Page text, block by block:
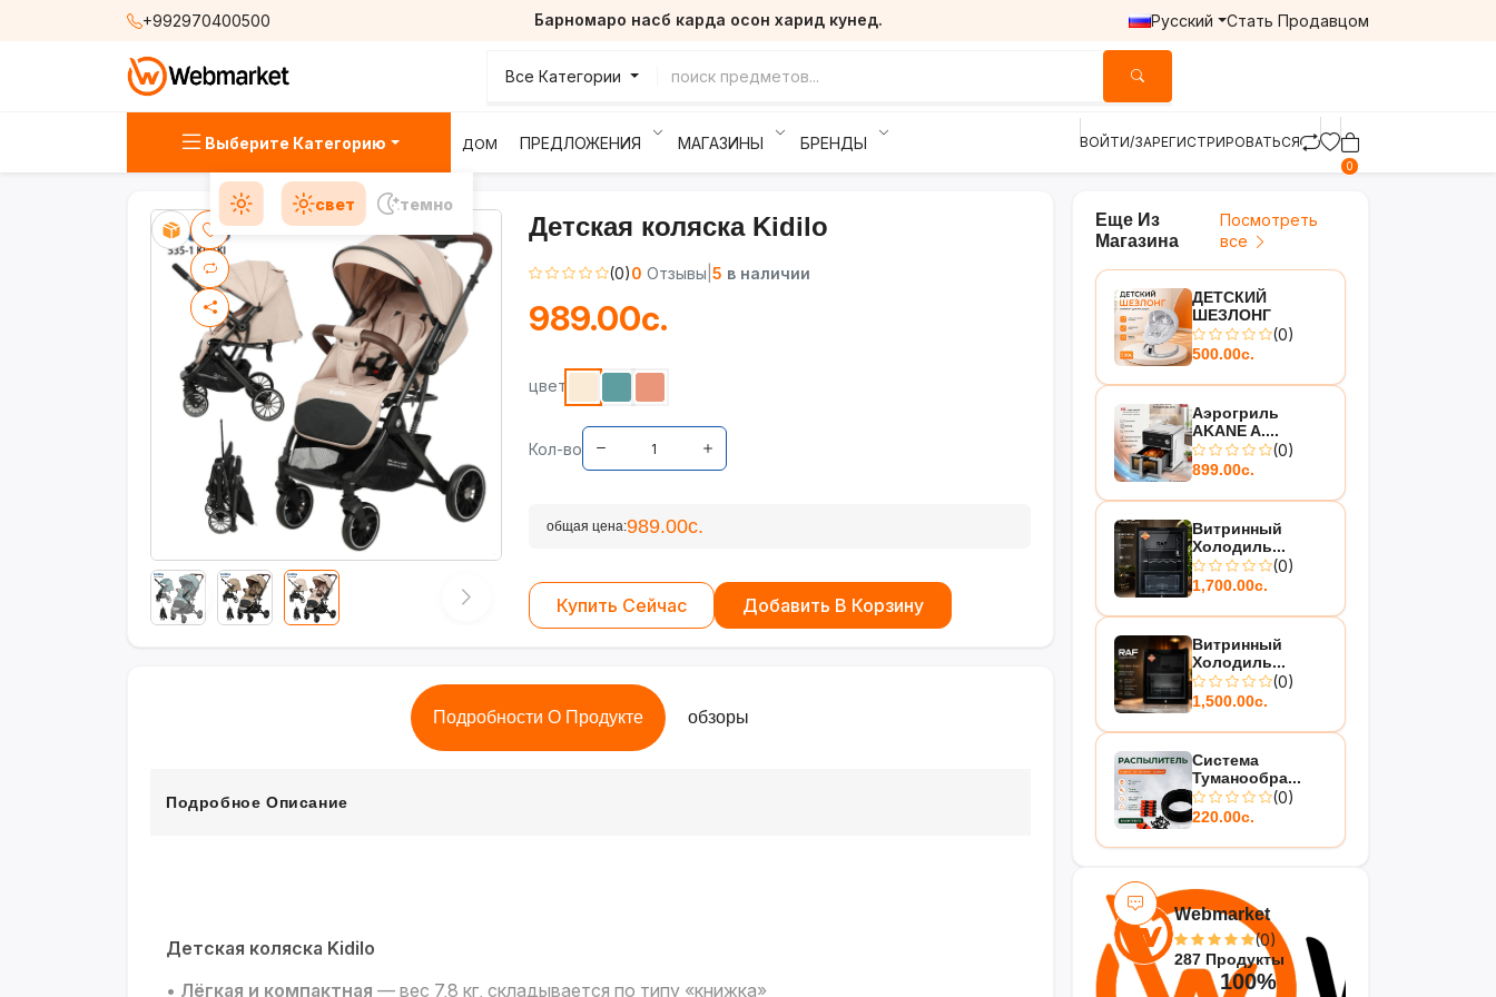
+992970400500 Барномаро насб карда осон харид кунед. Русский Стать Продавцом
Все Категории
Выберите Категорию ДОМ ПРЕДЛОЖЕНИЯ МАГАЗИНЫ БРЕНДЫ ВОЙТИ/ЗАРЕГИСТРИРОВАТЬСЯ
0
свет темно
Детская коляска Kidilo
(0)0 Отзывы 5 в наличии
989.00с.
цвет
Кол-во
общая цена:989.00с.
Купить Сейчас Добавить В Корзину
Подробности О Продукте обзоры
Подробное Описание
Детская коляска Kidilo
• Лёгкая и компактная — вес 7,8 кг, складывается по типу «книжка»
Еще Из
Магазина
Посмотреть
все
ДЕТСКИЙ
ШЕЗЛОНГ
(0)
500.00с.
Аэрогриль
AKANE A....
(0)
899.00с.
Витринный
Холодиль...
(0)
1,700.00с.
Витринный
Холодиль...
(0)
1,500.00с.
Система
Туманообра...
(0)
220.00с.
Webmarket
(0)
287 Продукты
100%